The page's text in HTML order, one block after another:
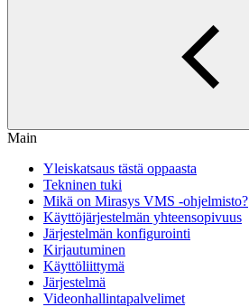
Main
Yleiskatsaus tästä oppaasta
Tekninen tuki
Mikä on Mirasys VMS -ohjelmisto?
Käyttöjärjestelmän yhteensopivuus
Järjestelmän konfigurointi
Kirjautuminen
Käyttöliittymä
Järjestelmä
Videonhallintapalvelimet